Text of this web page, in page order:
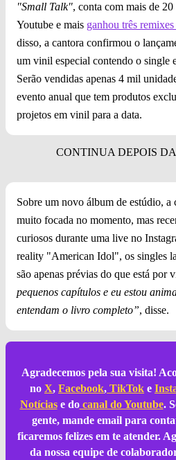
"Small Talk", conta com mais de
Youtube e mais ganhou três
disso, a cantora confirmou o
um vinil especial contendo o single
Serão vendidas apenas 4 mil
evento anual que tem produtos
projetos em vinil para a data.
Sobre um novo álbum de estúdio, a
muito focada no momento, mas
curiosos durante uma live no
reality "American Idol", os singles
são apenas prévias do que está por
pequenos capítulos e eu estou
entendam o livro completo”, disse.
Agradecemos pela sua visita!
no X, Facebook, TikTok e
Notíciase docanal do Youtube.
gente, mande email para
ficaremos felizes em te atender.
da nossa equipe de